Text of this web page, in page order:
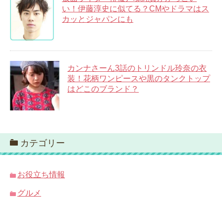
い！伊藤淳史に似てる？CMやドラマはス
カッとジャパンにも
カンナさーん3話のトリンドル玲奈の衣
装！花柄ワンピースや黒のタンクトップ
はどこのブランド？
カテゴリー
お役立ち情報
グルメ